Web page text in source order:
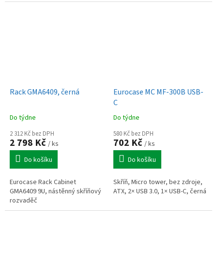
Rack GMA6409, černá
Do týdne
2 312 Kč bez DPH
2 798 Kč / ks
Do košíku
Eurocase Rack Cabinet
GMA6409 9U, nástěnný skříňový
rozvaděč
Eurocase MC MF-300B USB-
C
Do týdne
580 Kč bez DPH
702 Kč / ks
Do košíku
Skříň, Micro tower, bez zdroje,
ATX, 2× USB 3.0, 1× USB-C, černá